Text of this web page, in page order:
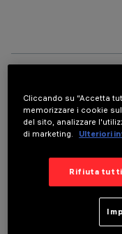
DATI TECNICI
ULTIMO
Cliccando su “Accetta
memorizzare i cookie
del sito, analizzare
di marketing.
Ulteriori
Rifiuta tutti